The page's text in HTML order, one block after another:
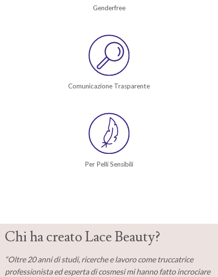
Genderfree
Comunicazione Trasparente
Per Pelli Sensibili
Chi ha creato Lace Beauty?
“Oltre 20 anni di studi, ricerche e lavoro come truccatrice
professionistaed esperta di cosmesi mi hanno fatto incrociare